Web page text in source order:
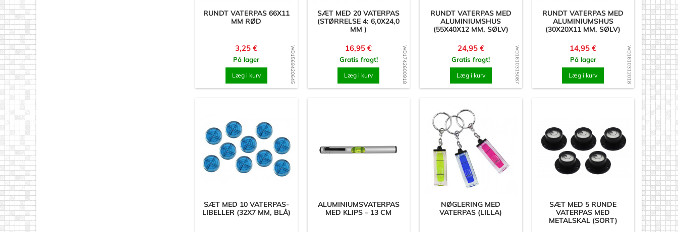
WD1569420645
RUNDT VATERPAS 66X11
MM RØD
Pris
3,25 €
På lager
Læg i kurv WD1742600918
SÆT MED 20 VATERPAS
(STØRRELSE 4: 6,0X24,0
MM )
Pris
16,95 €
Gratis fragt!
Læg i kurv WD1610315087
RUNDT VATERPAS MED
ALUMINIUMSHUS
(55X40X12 MM, SØLV)
Pris
24,95 €
Gratis fragt!
Læg i kurv WD1610312018
RUNDT VATERPAS MED
ALUMINIUMSHUS
(30X20X11 MM, SØLV)
Pris
14,95 €
På lager
Læg i kurv
SÆT MED 10 VATERPAS-
LIBELLER (32X7 MM, BLÅ)
ALUMINIUMSVATERPAS
MED KLIPS – 13 CM
NØGLERING MED
VATERPAS (LILLA)
SÆT MED 5 RUNDE
VATERPAS MED
METALSKAL (SORT)